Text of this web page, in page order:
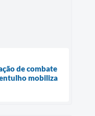
de combate
mobiliza